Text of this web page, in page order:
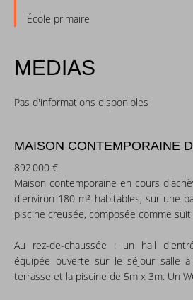
École primaire
MEDIAS
Pas d'informations disponibles
MAISON CONTEMPORAINE
892 000 €
Maison contemporaine en cours
d'environ 180 m² habitables, sur une
piscine creusée, composée comme suit
Au rez-de-chaussée : un hall
équipée ouverte sur le séjour salle
terrasse et la piscine de 5m x 3m. Un